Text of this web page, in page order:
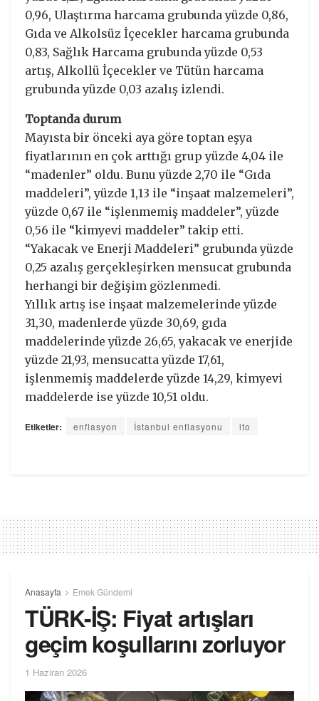
0,96, Ulaştırma harcama grubunda yüzde 0,86,
Gıda ve Alkolsüz İçecekler harcama grubunda
0,83, Sağlık Harcama grubunda yüzde 0,53
artış, Alkollü İçecekler ve Tütün harcama
grubunda yüzde 0,03 azalış izlendi.
Toptanda durum
Mayısta bir önceki aya göre toptan eşya
fiyatlarının en çok arttığı grup yüzde 4,04 ile
“madenler” oldu. Bunu yüzde 2,70 ile “Gıda
maddeleri”, yüzde 1,13 ile “inşaat malzemeleri”,
yüzde 0,67 ile “işlenmemiş maddeler”, yüzde
0,56 ile “kimyevi maddeler” takip etti.
“Yakacak ve Enerji Maddeleri” grubunda yüzde
0,25 azalış gerçekleşirken mensucat grubunda
herhangi bir değişim gözlenmedi.
Yıllık artış ise inşaat malzemelerinde yüzde
31,30, madenlerde yüzde 30,69, gıda
maddelerinde yüzde 26,65, yakacak ve enerjide
yüzde 21,93, mensucatta yüzde 17,61,
işlenmemiş maddelerde yüzde 14,29, kimyevi
maddelerde ise yüzde 10,51 oldu.
Etiketler: enflasyon İstanbul enflasyonu ito
Anasayfa Emek Gündemi
TÜRK-İŞ: Fiyat artışları
geçim koşullarını zorluyor
1 Haziran 2026